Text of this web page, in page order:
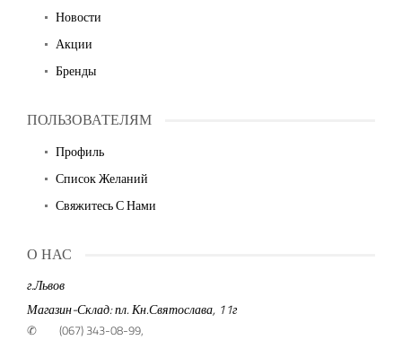
Новости
Акции
Бренды
ПОЛЬЗОВАТЕЛЯМ
Профиль
Список Желаний
Свяжитесь С Нами
О НАС
г.Львов
Магазин-Склад: пл. Кн.Святослава, 11г
✆
(067) 343-08-99,